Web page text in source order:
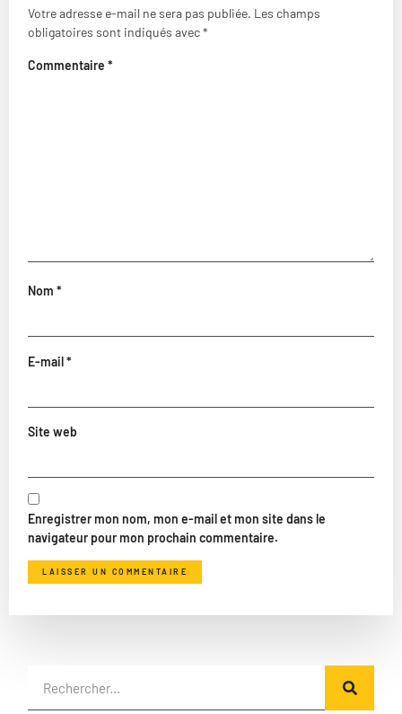
Votre adresse e-mail ne sera pas publiée. Les champs
obligatoires sont indiqués avec*
Commentaire *
Nom *
E-mail*
Site web
Enregistrer mon nom, mon e-mail et mon site dans le
navigateur pour mon prochain commentaire.